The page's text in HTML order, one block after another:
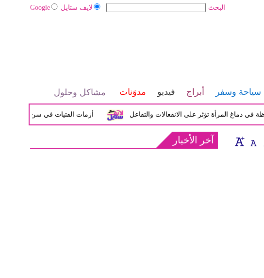
لايف ستايل Google البحث
سياحة وسفر أبراج فيديو مدوَنات مشاكل وحلول
أزمات الفتيات في سن المراهقة بين المرأة تؤثر على الانفعالات والتفاعل
آخر الأخبار